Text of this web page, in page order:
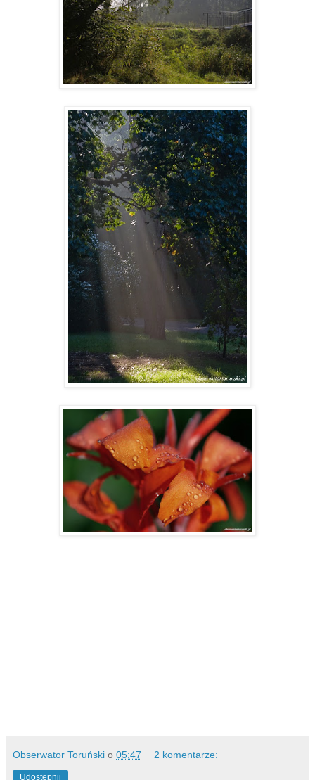
Obserwator Toruński o 05:47 2 komentarze:
Udostępnij